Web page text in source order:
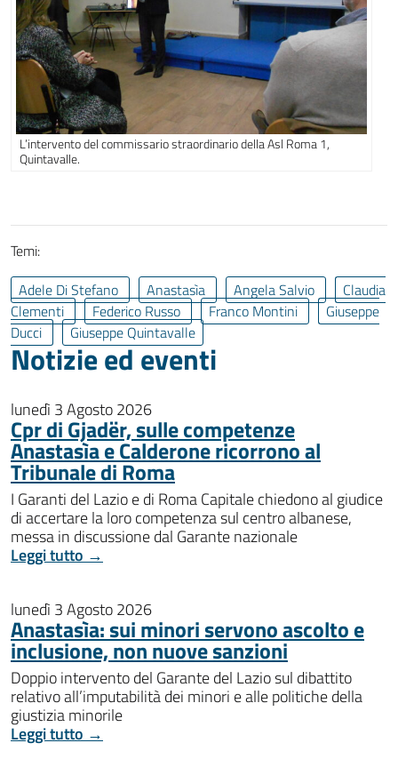
L’intervento del commissario straordinario della Asl Roma 1,
Quintavalle.
Temi:
Adele Di Stefano
Anastasìa Angela Salvio
Claudia
Clementi
Federico Russo Franco Montini
Giuseppe
Ducci
Giuseppe Quintavalle
Notizie ed eventi
lunedì 3 Agosto 2026
Cpr di Gjadër, sulle competenze
Anastasìa e Calderone ricorrono al
Tribunale di Roma
I Garanti del Lazio e di Roma Capitale chiedono al giudice
di accertare la loro competenza sul centro albanese,
messa in discussione dal Garante nazionale
Leggi tutto →
lunedì 3 Agosto 2026
Anastasìa: sui minori servono ascolto e
inclusione, non nuove sanzioni
Doppio intervento del Garante del Lazio sul dibattito
relativo all’imputabilità dei minori e alle politiche della
giustizia minorile
Leggi tutto →